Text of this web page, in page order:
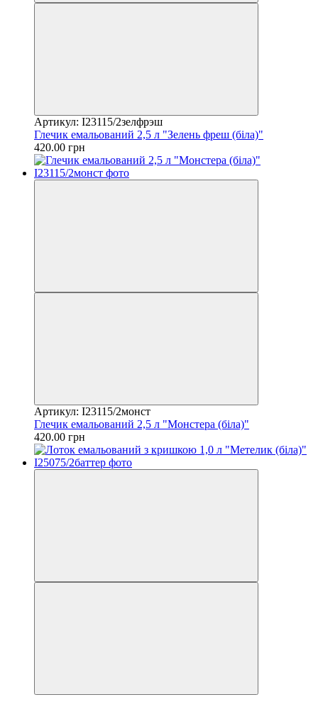
Артикул: I23115/2зелфрэш
Глечик емальований 2,5 л "Зелень фреш (біла)"
420.00 грн
Артикул: I23115/2монст
Глечик емальований 2,5 л "Монстера (біла)"
420.00 грн